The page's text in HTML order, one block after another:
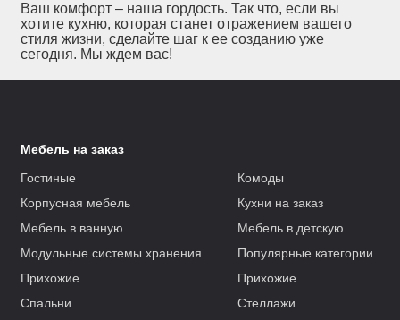
Ваш комфорт – наша гордость. Так что, если вы
хотите кухню, которая станет отражением вашего
стиля жизни, сделайте шаг к ее созданию уже
сегодня. Мы ждем вас!
Мебель на заказ
Гостиные
Комоды
Корпусная мебель
Кухни на заказ
Мебель в ванную
Мебель в детскую
Модульные системы хранения
Популярные категории
Прихожие
Прихожие
Спальни
Стеллажи